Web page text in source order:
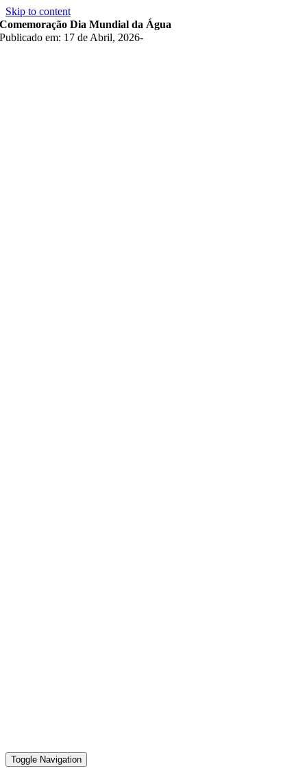
Skip to content
Toggle Navigation
Comemoração Dia Mundial da Água
Publicado em: 17 de Abril, 2026-